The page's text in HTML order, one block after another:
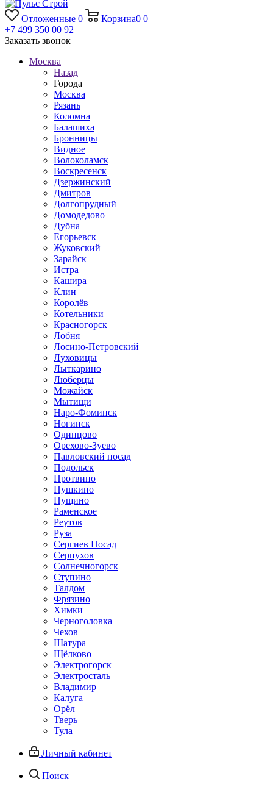
Отложенные 0 Корзина0 0
+7 499 350 00 92
Заказать звонок
Москва
Назад
Города
Москва
Рязань
Коломна
Балашиха
Бронницы
Видное
Волоколамск
Воскресенск
Дзержинский
Дмитров
Долгопрудный
Домодедово
Дубна
Егорьевск
Жуковский
Зарайск
Истра
Кашира
Клин
Королёв
Котельники
Красногорск
Лобня
Лосино-Петровский
Луховицы
Лыткарино
Люберцы
Можайск
Мытищи
Наро-Фоминск
Ногинск
Одинцово
Орехово-Зуево
Павловский посад
Подольск
Протвино
Пушкино
Пущино
Раменское
Реутов
Руза
Сергиев Посад
Серпухов
Солнечногорск
Ступино
Талдом
Фрязино
Химки
Черноголовка
Чехов
Шатура
Щёлково
Электрогорск
Электросталь
Владимир
Калуга
Орёл
Тверь
Тула
Личный кабинет
Поиск